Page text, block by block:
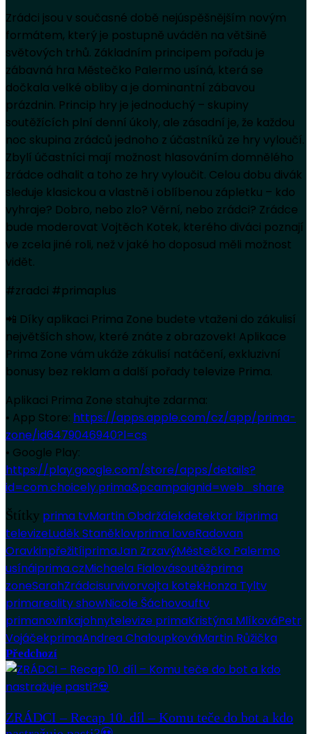
Zrádci jsou v současné době nejúspěšnějším novým
formátem, který je postupně uváděn na většině
světových trhů. Základním principem pořadu je
zábavná hra Městečko Palermo usíná, která se
dočkala velké obliby a je dominantní zábavou
prázdnin. Princip hry je jednoduchý – skupiny
soutěžících plní denní úkoly, ale zásadní je, že každou
noc skupina zrádců jednoho z účastníků ze hry vyloučí.
Zbylí účastníci mají možnost hlasováním domnělého
zrádce odhalit a toho ze hry vyloučit. Celou dobu divák
sleduje klasickou a vlastně i oblíbenou zápletku – kdo
vyhraje? Dobro, nebo zlo? Věrní, nebo zrádci? Zrádce
bude moderovat Vojtěch Kotek, kterého diváci poznají
ve zcela jiné roli, než v jaké ho doposud měli možnost
vidět.
#zradci #primaplus
📲 Díky aplikaci Prima Zone budete vtaženi do zákulisí
největších show, které znáte z obrazovek! Aplikace
Prima Zone vám ukáže zákulisí natáčení, exkluzivní
bonusy bez reklam a další pořady televize Prima.
Aplikaci Prima Zone stahujte zdarma:
• App Store: https://apps.apple.com/cz/app/prima-
zone/id6479046940?l=cs
• Google Play:
https://play.google.com/store/apps/details?
id=com.choicely.prima&pcampaignid=web_share
Štítky prima tvMartin Obdržálekdetektor lžiprima
televizeLuděk Staněklovprima loveRadovan
OravkinpřežitíiprimaJan ZrzavýMěstečko Palermo
usínáiprima.czMichaela Fialovásoutěžprima
zoneSarahZrádcisurvivorvojta kotekHonza Tyltv
primareality showNicole Šáchovouftv
primanovinkajohnytelevize primaKristýna MlíkováPetr
VojáčekprimaAndrea ChaloupkováMartin Růžička
Předchozí
ZRÁDCI – Recap 10. díl – Komu teče do bot a kdo